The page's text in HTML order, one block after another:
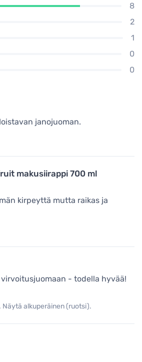
8
2
1
0
0
janojuoman.
makusiirappi 700 ml
kirpeyttä mutta raikas ja
- todella hyvää!
alkuperäinen (ruotsi).